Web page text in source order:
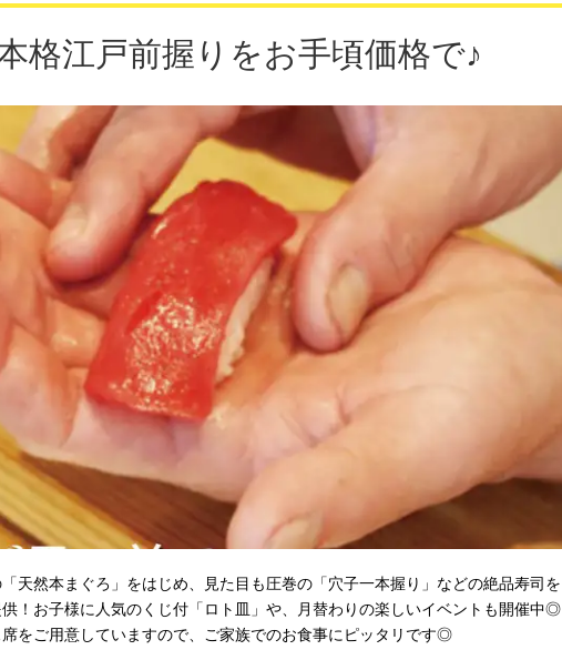
格江戸前握りをお手頃価格で♪
天然本まぐろ」をはじめ、見た目も圧巻の「穴子一本握り」などの絶品寿司を
！お子様に人気のくじ付「ロト皿」や、月替わりの楽しいイベントも開催中◎
をご用意していますので、ご家族でのお食事にピッタリです◎